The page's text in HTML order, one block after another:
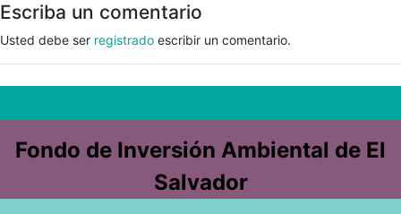
Escriba un comentario
Usted debe ser registrado escribir un comentario.
Fondo de Inversión Ambiental de El
Salvador